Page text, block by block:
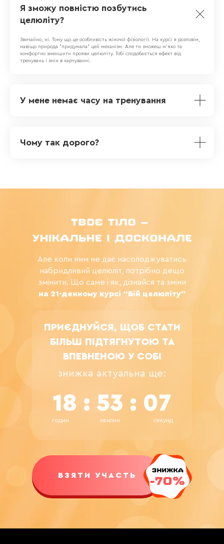
Я зможу повністю позбутись
целюліту?
Звичайно, ні. Тому що це особливість жіночої фізіології. На курсі я розповім,
навіщо природа "придумала" цей механізм. Але ти зможеш м'яко та
комфортно зменшити прояви целюліту. Тобі сподобається ефект від
тренувань і змін в харчуванні.
У мене немає часу на тренування
Чому так дорого?
Але коли ним не дає насолоджуватись
набридливий целюліт, потрібно дещо
змінити. Що саме і як, дізнайся та зміни
на 21-денному курсі “Бій целюліту"
ПРИЄДНУЙСЯ, ЩОБ СТАТИ
БІЛЬШ ПІДТЯГНУТОЮ ТА
ВПЕВНЕНОЮ У СОБІ
18 : 53 : 06
годин хвилин секунд
ВЗЯТИ УЧАСТЬ
знижка актуальна ще: